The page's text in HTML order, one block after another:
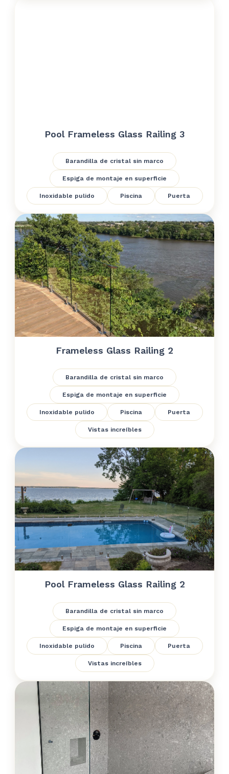
Pool Frameless Glass Railing 3
Barandilla de cristal sin marco
Espiga de montaje en superficie
Inoxidable pulido Piscina Puerta
Frameless Glass Railing 2
Barandilla de cristal sin marco
Espiga de montaje en superficie
Inoxidable pulido Piscina Puerta
Vistas increíbles
Pool Frameless Glass Railing 2
Barandilla de cristal sin marco
Espiga de montaje en superficie
Inoxidable pulido Piscina Puerta
Vistas increíbles